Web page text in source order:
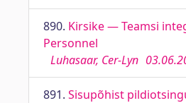
890. Kirsike — Teamsi
Personnel
Luhasaar, Cer-Lyn
891. Sisupõhist